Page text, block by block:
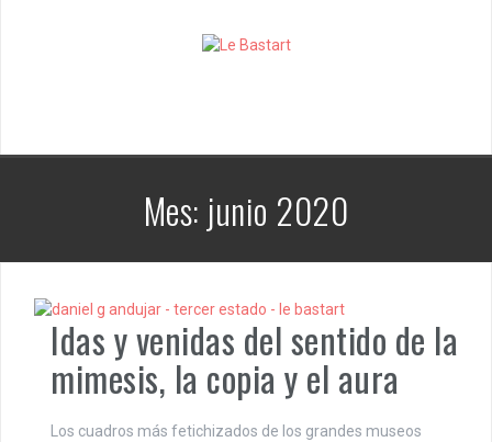
Mes: junio 2020
Idas y venidas del sentido de la
mimesis, la copia y el aura
Los cuadros más fetichizados de los grandes museos